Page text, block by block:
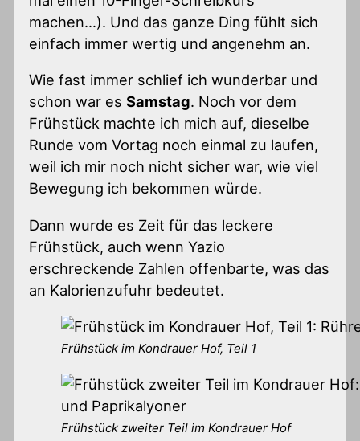
machen…). Und das ganze Ding fühlt sich
einfach immer wertig und angenehm an.
Wie fast immer schlief ich wunderbar und
schon war esSamstag. Noch vor dem
Frühstück machte ich mich auf, dieselbe
Runde vom Vortag noch einmal zu laufen,
weil ich mir noch nicht sicher war, wie viel
Bewegung ich bekommen würde.
Dann wurde es Zeit für das leckere
Frühstück, auch wenn Yazio
erschreckende Zahlen offenbarte, was das
an Kalorienzufuhr bedeutet.
Frühstück im Kondrauer Hof, Teil 1
Frühstück zweiter Teil im Kondrauer Hof